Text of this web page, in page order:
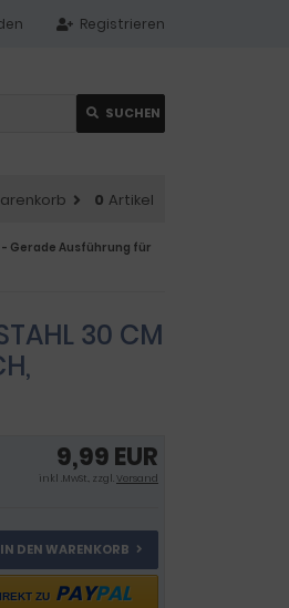
Registrieren
SUCHEN
0 Artikel
Gerade Ausführung für
30 CM
9,99 EUR
inkl .MwSt., zzgl.Versand
IN DEN WARENKORB
ZU PAYPAL